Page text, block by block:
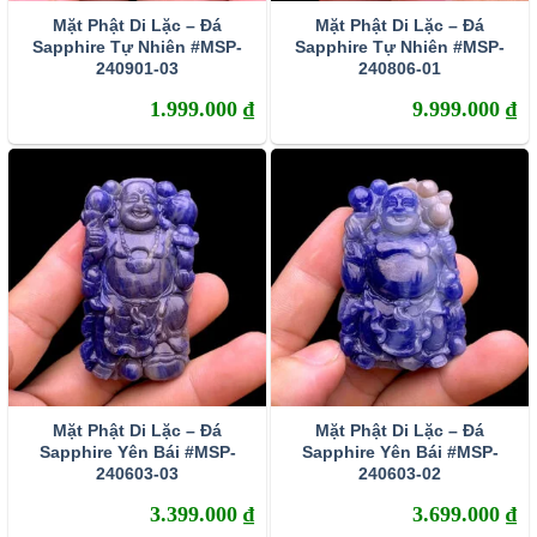
tên thân mật khác là
đá Lam Ngọc. Chúng được
hình thành dưới điều kiện áp suất và nhiệt độ cao
trong lòng đất, có thành phần chính là corundum
(một dạng đặc biệt của Oxit nhôm – Al203). Khi kết
màu đỏ thì con người vẫn quen gọi chúng là Ruby
(hồng ngọc) còn các corundum màu khác thì được
gọi chung là Sapphire.
Mặt Phật Di Lặc – Đá
Sapphire Tự Nhiên #MSP-
240901-03
1.999.000 ₫
Mặt Phật Di Lặc – Đá
Sapphire Tự Nhiên #MSP-
240806-01
9.999.000 ₫
Mặt Phật Di Lặc – Đá
Sapphire Yên Bái #MSP-
240603-03
3.399.000 ₫
Mặt Phật Di Lặc – Đá
Sapphire Yên Bái #MSP-
240603-02
3.699.000 ₫